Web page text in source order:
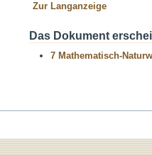
Zur Langanzeige
Das Dokument
7 Mathematisch-